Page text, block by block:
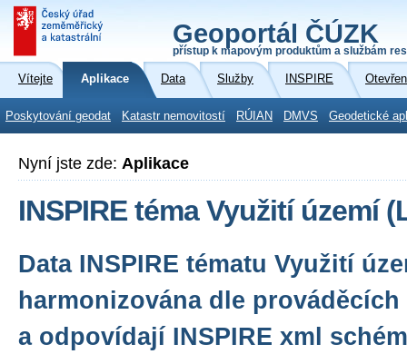
Geoportál ČÚZK
přístup k mapovým produktům a službám
Vítejte Aplikace Data Služby INSPIRE
Poskytování geodat Katastr nemovitostí RÚIAN DMVS Geodetické
Nyní jste zde: Aplikace
INSPIRE téma Využití území
Data INSPIRE tématu Využití
harmonizována dle prováděcích
a odpovídají INSPIRE xml